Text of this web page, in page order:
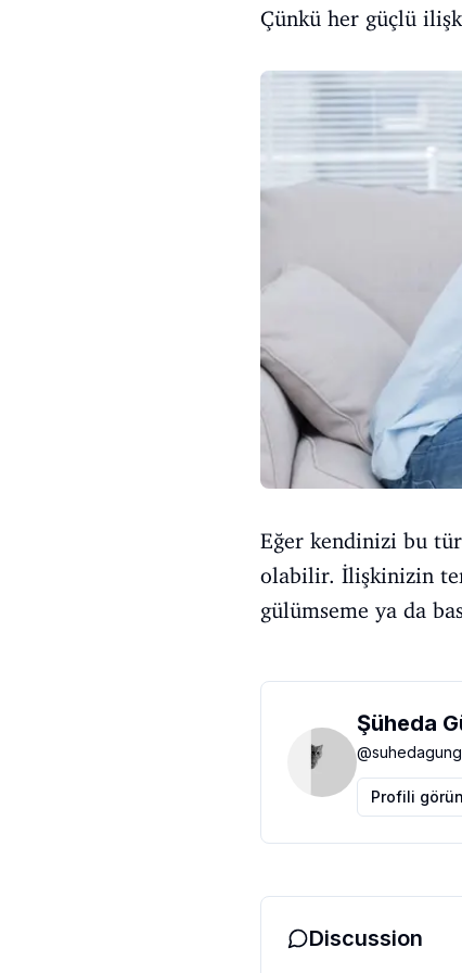
Çünkü her güçlü
Eğer kendinizi bu
olabilir. İlişkinizin
gülümseme ya da
Şüheda
@
Profili
Discussion